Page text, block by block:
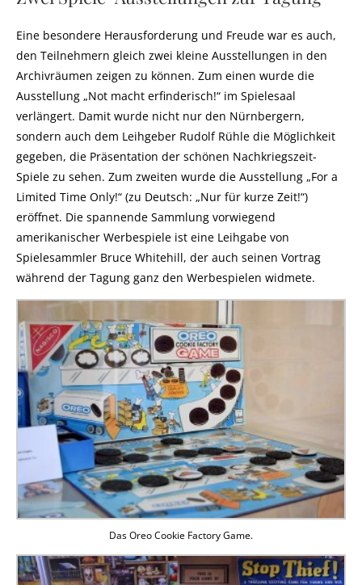
Eine besondere Herausforderung und Freude war es auch,
den Teilnehmern gleich zwei kleine Ausstellungen in den
Archivräumen zeigen zu können. Zum einen wurde die
Ausstellung „Not macht erfinderisch!“ im Spielesaal
verlängert. Damit wurde nicht nur den Nürnbergern,
sondern auch dem Leihgeber Rudolf Rühle die Möglichkeit
gegeben, die Präsentation der schönen Nachkriegszeit-
Spiele zu sehen. Zum zweiten wurde die Ausstellung „For a
Limited Time Only!“ (zu Deutsch: „Nur für kurze Zeit!“)
eröffnet. Die spannende Sammlung vorwiegend
amerikanischer Werbespiele ist eine Leihgabe von
Spielesammler Bruce Whitehill, der auch seinen Vortrag
während der Tagung ganz den Werbespielen widmete.
Das Oreo Cookie Factory Game.